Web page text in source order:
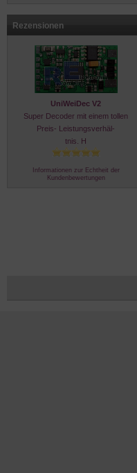
Rezensionen
UniWeiDec V2
Super Decoder mit einem tollen
Preis- Leistungsverhäl-
tnis. H
Informationen zur Echtheit der
Kundenbewertungen